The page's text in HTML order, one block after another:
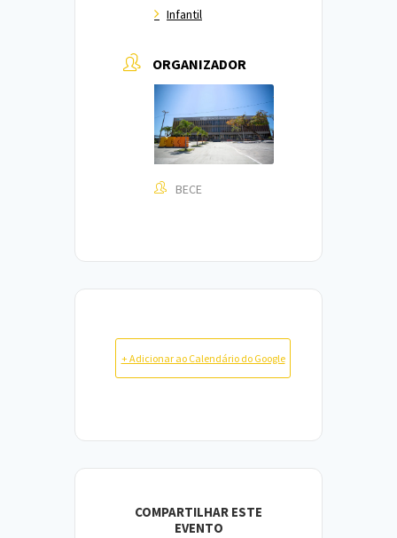
Infantil
ORGANIZADOR
BECE
+ Adicionar ao Calendário do Google
COMPARTILHAR ESTE
EVENTO